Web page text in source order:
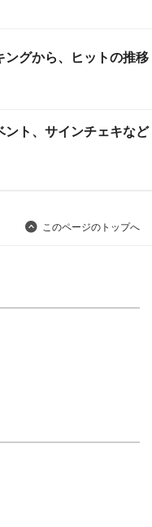
ングから、ヒットの推移
ント、サインチェキなど
このページのトップへ